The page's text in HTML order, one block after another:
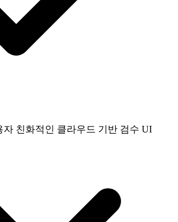
자 친화적인 클라우드 기반 검수 UI